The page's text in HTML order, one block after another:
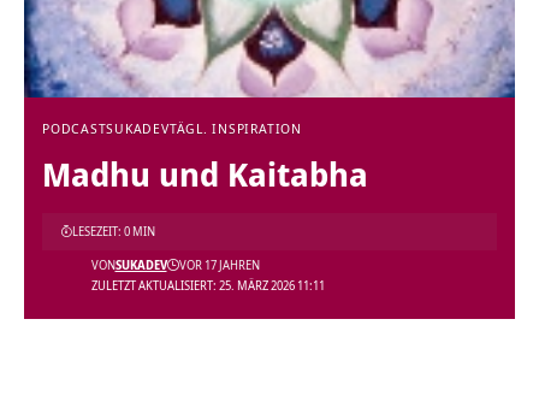
PODCASTSUKADEVTÄGL. INSPIRATION
Madhu und Kaitabha
ZULETZT AKTUALISIERT: 25. MÄRZ 2026 11:11
VONSUKADEV VOR 17 JAHREN
LESEZEIT: 0 MIN